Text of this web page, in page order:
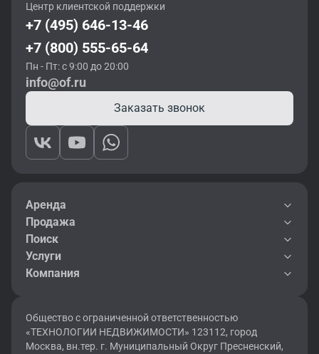
Центр клиентской поддержки
+7 (495) 646-13-46
+7 (800) 555-65-64
Пн - Пт: с 9:00 до 20:00
info@of.ru
Заказать звонок
Аренда
Продажа
Поиск
Услуги
Компания
Общество с ограниченной ответственностью
«ТЕХНОЛОГИИ НЕДВИЖИМОСТИ» 123112, город
Москва, вн.тер. г. Муниципальный Округ Пресненский,